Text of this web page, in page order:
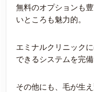
無料のオプションも
いところも魅力的。
エミナルクリニック
できるシステムを完備
その他にも、毛が生